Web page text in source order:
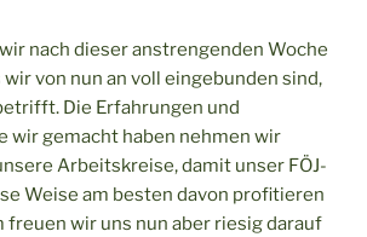
nach dieser anstrengenden Woche
von nun an voll eingebunden sind,
Die Erfahrungen und
wir gemacht haben nehmen wir
Arbeitskreise, damit unser FÖJ-
Weise am besten davon profitieren
freuen wir uns nun aber riesig darauf